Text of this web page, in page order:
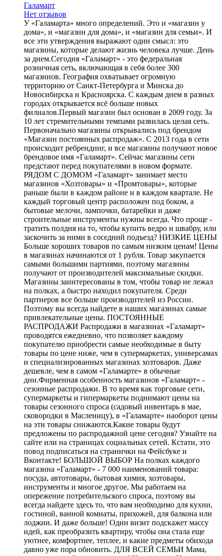
Галамарт
Нет отзывов
У «Галамарта» много определений. Это и «магазин у
дома», и «магазин для дома», и «магазин для семьи». И
все эти утверждения выражают один смысл: это
магазины, которые делают жизнь человека лучше. День
за днем.Сегодня «Галамарт» - это федеральная
розничная сеть, включающая в себя более 300
магазинов. География охватывает огромную
территорию от Санкт-Петербурга и Минска до
Новосибирска и Красноярска. С каждым днем в разных
городах открывается всё больше новых
филиалов.Первый магазин был основан в 2009 году. За
10 лет стремительными темпами развилась целая сеть.
Первоначально магазины открывались под брендом
«Магазин постоянных распродаж». С 2013 года в сети
происходит ребрендинг, и все магазины получают новое
брендовое имя «Галамарт». Сейчас магазины сети
предстают перед покупателями в новом формате.
РЯДОМ С ДОМОМ «Галамарт» занимает место
магазинов «Хозтовары» и «Промтовары», которые
раньше были в каждом районе и в каждом квартале. Не
каждый торговый центр расположен под боком, а
бытовые мелочи, лампочки, батарейки и даже
строительные инструменты нужны всегда. Что проще -
тратить полдня на то, чтобы купить ведро и швабру, или
заскочить за ними в соседний подъезд? НИЗКИЕ ЦЕНЫ
Больше хороших товаров по самым низким ценам! Цены
в магазинах начинаются от 1 рубля. Товар закупается
самыми большими партиями, поэтому магазины
получают от производителей максимальные скидки.
Магазины заинтересованы в том, чтобы товар не лежал
на полках, а быстро находил покупателя. Среди
партнеров все больше производителей из России.
Поэтому вы всегда найдете в наших магазинах самые
привлекательные цены. ПОСТОЯННЫЕ
РАСПРОДАЖИ Распродажи в магазинах «Галамарт»
проводятся ежедневно, что позволяет каждому
покупателю приобрести самые необходимые в быту
товары по цене ниже, чем в супермаркетах, универсамах
и специализированных магазинах хозтоваров. Даже
дешевле, чем в самом «Галамарте» в обычные
дни.Фирменная особенность магазинов «Галамарт» -
сезонные распродажи. В то время как торговые сети,
супермаркеты и гипермаркеты поднимают цены на
товары сезонного спроса (садовый инвентарь в мае,
сковородки в Масленицу), в «Галамарте» наоборот цены
на эти товары снижаются.Какие товары будут
предложены по распродажной цене сегодня? Узнайте на
сайте или на страницах социальных сетей. Кстати, это
повод подписаться на странички на Фейсбуке и
Вконтакте! БОЛЬШОЙ ВЫБОР На полках каждого
магазина «Галамарт» - 7 000 наименований товара:
посуда, автотовары, бытовая химия, хозтовары,
инструменты и многое другое. Мы работаем на
опережение потребительского спроса, поэтому вы
всегда найдете здесь то, что вам необходимо для кухни,
гостиной, ванной комнаты, прихожей, для балкона или
лоджии. И даже больше! Один визит подскажет массу
идей, как преобразить квартиру, чтобы она стала еще
уютнее, комфортнее, теплее, и какие предметы обихода
давно уже пора обновить. ДЛЯ ВСЕЙ СЕМЬИ Мама,